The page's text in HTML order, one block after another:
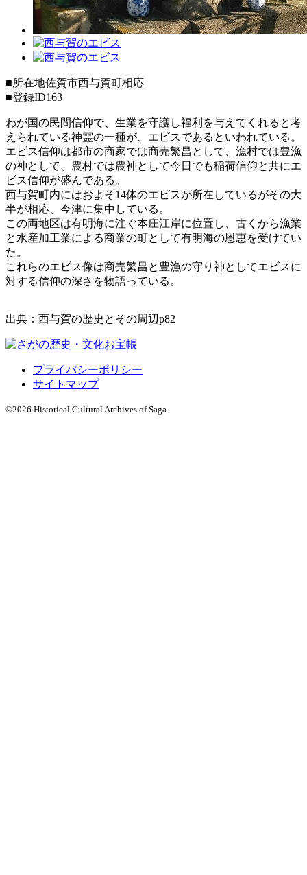
■所在地佐賀市西与賀町相応
■登録ID163
わが国の民間信仰で、生業を守護し福利を与えてくれると考
えられている神霊の一種が、エビスであるといわれている。
エビス信仰は都市の商家では商売繁昌として、漁村では豊漁
の神として、農村では農神として今日でも稲荷信仰と共にエ
ビス信仰が盛んである。
西与賀町内にはおよそ14体のエビスが所在しているがその大
半が相応、今津に集中している。
この両地区は有明海に注ぐ本庄江岸に位置し、古くから漁業
と水産加工業による商業の町として有明海の恩恵を受けてい
た。
これらのエビス像は商売繁昌と豊漁の守り神としてエビスに
対する信仰の深さを物語っている。
出典：西与賀の歴史とその周辺p82
プライバシーポリシー
サイトマップ
©2026 Historical Cultural Archives of Saga.